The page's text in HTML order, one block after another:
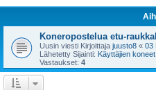
Koneropostelua etu-
Uusin viesti Kirjoittaja juusto8 « 03
Lähetetty Sijainti: Käyttäjien koneet
Vastaukset: 4